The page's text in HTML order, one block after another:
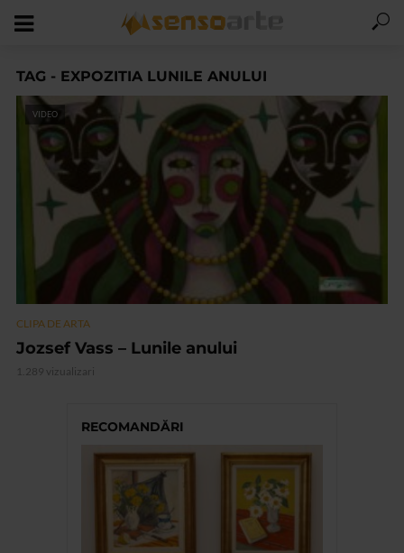
TAG - EXPOZITIA LUNILE ANULUI
VIDEO
CLIPA DE ARTA
Jozsef Vass – Lunile anului
1.289 vizualizari
RECOMANDĂRI